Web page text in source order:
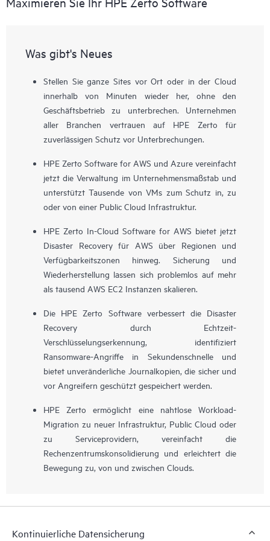
Was gibt's Neues
Stellen Sie ganze Sites vor Ort oder in der Cloud
innerhalb von Minuten wieder her, ohne den
Geschäftsbetrieb zu unterbrechen. Unternehmen
aller Branchen vertrauen auf HPE Zerto für
zuverlässigen Schutz vor Unterbrechungen.
HPE Zerto Software for AWS und Azure vereinfacht
jetzt die Verwaltung im Unternehmensmaßstab und
unterstützt Tausende von VMs zum Schutz in, zu
oder von einer Public Cloud Infrastruktur.
HPE Zerto In-Cloud Software for AWS bietet jetzt
Disaster Recovery für AWS über Regionen und
Verfügbarkeitszonen hinweg. Sicherung und
Wiederherstellung lassen sich problemlos auf mehr
als tausend AWS EC2 Instanzen skalieren.
Die HPE Zerto Software verbessert die Disaster
Recovery durch Echtzeit-
Verschlüsselungserkennung, identifiziert
Ransomware-Angriffe in Sekundenschnelle und
bietet unveränderliche Journalkopien, die sicher und
vor Angreifern geschützt gespeichert werden.
HPE Zerto ermöglicht eine nahtlose Workload-
Migration zu neuer Infrastruktur, Public Cloud oder
zu Serviceprovidern, vereinfacht die
Rechenzentrumskonsolidierung und erleichtert die
Bewegung zu, von und zwischen Clouds.
Kontinuierliche Datensicherung